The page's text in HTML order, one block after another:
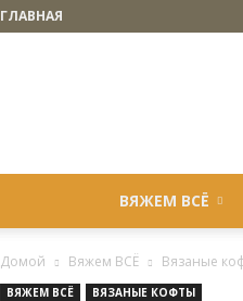
ГЛАВНАЯ
ВЯЖЕМ ВСЁ
Домой Вяжем ВСЁ Вязаные
ВЯЖЕМ ВСЁ ВЯЗАНЫЕ КОФТЫ